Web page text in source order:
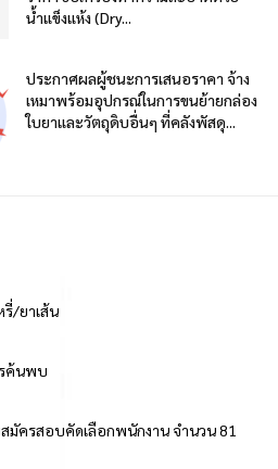
น้ำแข็งแห้ง (Dry...
ประกาศผลผู้ชนะการเสนอราคา จ้าง
เหมาพร้อมอุปกรณ์ในการขนย้ายกล่อง
ใบยาและวัตถุดิบอื่นๆ ที่คลังพัสดุ...
/ยาเส้น
ค้นพบ
มัครสอบคัดเลือกพนักงาน จำนวน 81